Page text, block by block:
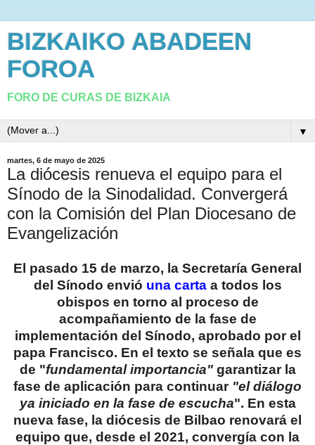
BIZKAIKO ABADEEN
FOROA
FORO DE CURAS DE BIZKAIA
▼
martes, 6 de mayo de 2025
La diócesis renueva el equipo para el
Sínodo de la Sinodalidad. Convergerá
con la Comisión del Plan Diocesano de
Evangelización
El pasado 15 de marzo, la Secretaría General
del Sínodo envió una cartaa todos los
obispos en torno al proceso de
acompañamiento de la fase de
implementación del Sínodo, aprobado por el
papa Francisco. En el texto se señala que es
de "fundamental importancia"garantizar la
fase de aplicación para continuar "el diálogo
ya iniciado en la fase de escucha". En esta
nueva fase, la diócesis de Bilbao renovará el
equipo que, desde el 2021, convergía con la